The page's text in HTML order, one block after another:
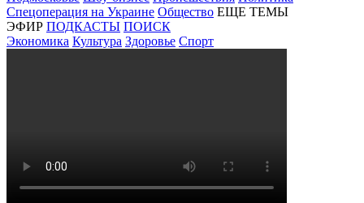
Спецоперация на Украине Общество ЕЩЕ ТЕМЫ
ЭФИР ПОДКАСТЫ ПОИСК
Экономика Культура Здоровье Спорт